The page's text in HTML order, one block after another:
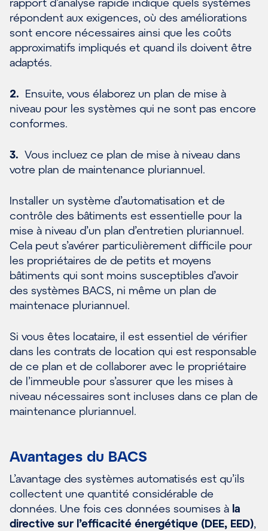
rapport d’analyse rapide indique quels systèmes
répondent aux exigences, où des améliorations
sont encore nécessaires ainsi que les coûts
approximatifs impliqués et quand ils doivent être
adaptés.
2. Ensuite, vous élaborez un plan de mise à
niveau pour les systèmes qui ne sont pas encore
conformes.
3. Vous incluez ce plan de mise à niveau dans
votre plan de maintenance pluriannuel.
Installer un système d’automatisation et de
contrôle des bâtiments est essentielle pour la
mise à niveau d’un plan d’entretien pluriannuel.
Cela peut s’avérer particulièrement difficile pour
les propriétaires de de petits et moyens
bâtiments qui sont moins susceptibles d’avoir
des systèmes BACS, ni même un plan de
maintenace pluriannuel.
Si vous êtes locataire, il est essentiel de vérifier
dans les contrats de location qui est responsable
de ce plan et de collaborer avec le propriétaire
de l’immeuble pour s’assurer que les mises à
niveau nécessaires sont incluses dans ce plan de
maintenance pluriannuel.
Avantages du BACS
L’avantage des systèmes automatisés est qu’ils
collectent une quantité considérable de
données. Une fois ces données soumises à la
directive sur l’efficacité énergétique (DEE, EED),